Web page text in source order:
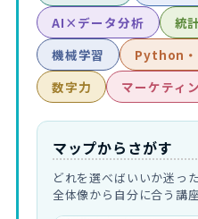
AI×データ分析
統
機械学習
Python・
数字力
マーケティ
マップからさがす
どれを選べばいいか迷っ
全体像から自分に合う講